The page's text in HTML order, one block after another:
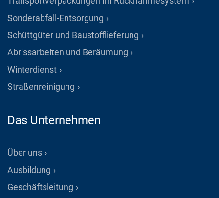
Sonderabfall-Entsorgung
Schüttgüter und Baustofflieferung
Abrissarbeiten und Beräumung
Winterdienst
Straßenreinigung
Das Unternehmen
Über uns
Ausbildung
Geschäftsleitung